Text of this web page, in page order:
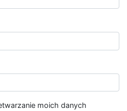
moich danych